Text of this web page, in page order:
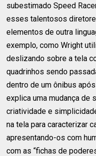
subestimado Speed
esses talentosos
elementos de outra
exemplo, como Wright
deslizando sobre a tela
quadrinhos sendo
dentro de um ônibus
explica uma mudança de
criatividade e
na tela para caracterizar
apresentando-os com
com as “fichas de